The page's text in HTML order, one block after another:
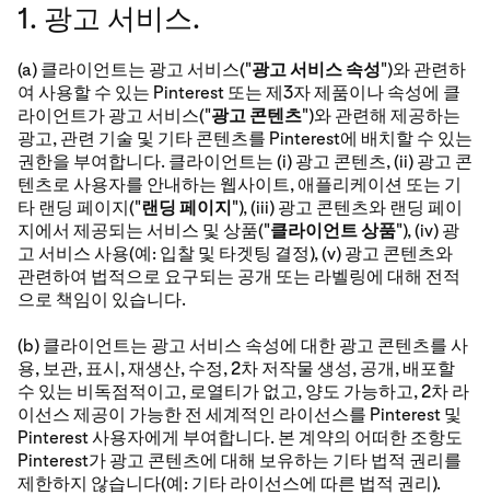
1. 광고 서비스.
(a) 클라이언트는 광고 서비스("광고 서비스 속성")와 관련하
여 사용할 수 있는 Pinterest 또는 제3자 제품이나 속성에 클
라이언트가 광고 서비스("광고 콘텐츠")와 관련해 제공하는
광고, 관련 기술 및 기타 콘텐츠를 Pinterest에 배치할 수 있는
권한을 부여합니다. 클라이언트는 (i) 광고 콘텐츠, (ii) 광고 콘
텐츠로 사용자를 안내하는 웹사이트, 애플리케이션 또는 기
타 랜딩 페이지("랜딩 페이지"), (iii) 광고 콘텐츠와 랜딩 페이
지에서 제공되는 서비스 및 상품("클라이언트 상품"), (iv) 광
고 서비스 사용(예: 입찰 및 타겟팅 결정), (v) 광고 콘텐츠와
관련하여 법적으로 요구되는 공개 또는 라벨링에 대해 전적
으로 책임이 있습니다.
(b) 클라이언트는 광고 서비스 속성에 대한 광고 콘텐츠를 사
용, 보관, 표시, 재생산, 수정, 2차 저작물 생성, 공개, 배포할
수 있는 비독점적이고, 로열티가 없고, 양도 가능하고, 2차 라
이선스 제공이 가능한 전 세계적인 라이선스를 Pinterest 및
Pinterest 사용자에게 부여합니다. 본 계약의 어떠한 조항도
Pinterest가 광고 콘텐츠에 대해 보유하는 기타 법적 권리를
제한하지 않습니다(예: 기타 라이선스에 따른 법적 권리).